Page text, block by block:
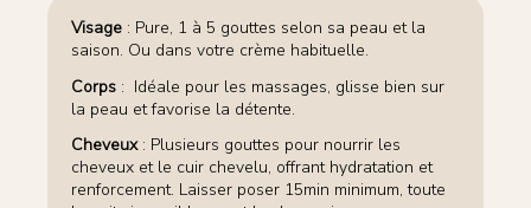
Visage : Pure, 1 à 5 gouttes selon sa peau et la
saison. Ou dans votre crème habituelle.
Corps : Idéale pour les massages, glisse bien sur
la peau et favorise la détente.
Cheveux: Plusieurs gouttes pour nourrir les
cheveux et le cuir chevelu, offrant hydratation et
renforcement. Laisser poser 15min minimum, toute